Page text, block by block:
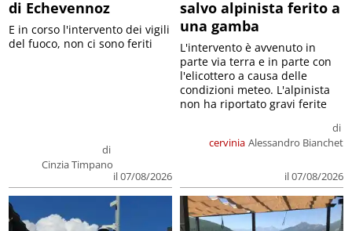
di Echevennoz
di
Cinzia Timpano
il 07/08/2026
E in corso l'intervento dei vigili
del fuoco, non ci sono feriti
salvo alpinista ferito a
una gamba
cervinia
di
Alessandro Bianchet
il 07/08/2026
L'intervento è avvenuto in
parte via terra e in parte con
l'elicottero a causa delle
condizioni meteo. L'alpinista
non ha riportato gravi ferite